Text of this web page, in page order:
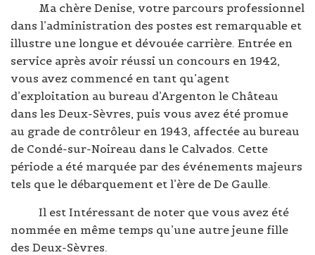
Ma chère Denise, votre parcours professionnel
dans l’administration des postes est remarquable et
illustre une longue et dévouée carrière. Entrée en
service après avoir réussi un concours en 1942,
vous avez commencé en tant qu’agent
d’exploitation au bureau d’Argenton le Château
dans les Deux-Sèvres, puis vous avez été promue
au grade de contrôleur en 1943, affectée au bureau
de Condé-sur-Noireau dans le Calvados. Cette
période a été marquée par des événements majeurs
tels que le débarquement et l’ère de De Gaulle.
Il est Intéressant de noter que vous avez été
nommée en même temps qu’une autre jeune fille
des Deux-Sèvres.